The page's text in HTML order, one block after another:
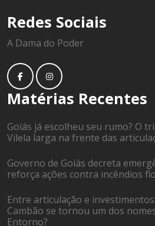
Redes Sociais
A Dama do Poder
Matérias Recentes
Goiás já escolheu seu rumo? O
Vilela larga na frente das
Governo de Goiás decreta
reforça ações contra incêndios
Entre articulação e
Cambão se tornou um dos
Entorno?